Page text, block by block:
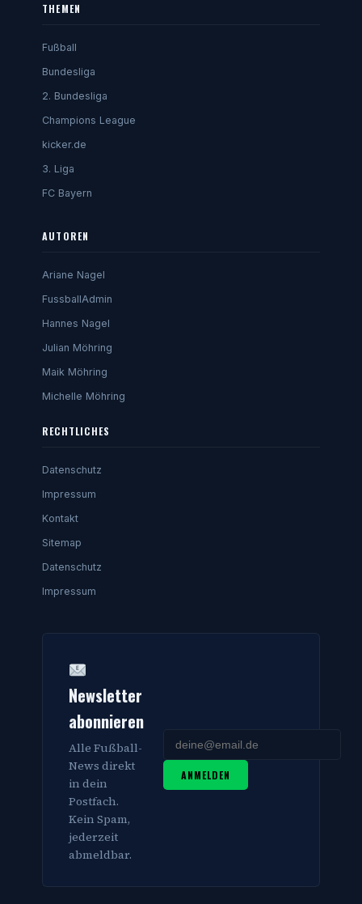
THEMEN
Fußball
Bundesliga
2. Bundesliga
Champions League
kicker.de
3. Liga
FC Bayern
AUTOREN
Ariane Nagel
FussballAdmin
Hannes Nagel
Julian Möhring
Maik Möhring
Michelle Möhring
RECHTLICHES
Datenschutz
Impressum
Kontakt
Sitemap
Datenschutz
Impressum
Newsletter
abonnieren
Alle Fußball-
News direkt
in dein
Postfach.
Kein Spam,
jederzeit
abmeldbar.
ANMELDEN